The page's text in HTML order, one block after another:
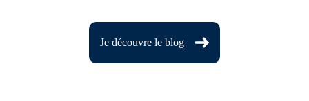
Je découvre le blog